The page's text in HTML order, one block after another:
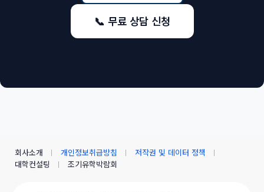
📞 무료 상담 신청
회사소개 개인정보취급방침
저작권 및 데이터 정책
대학컨설팅
조기유학박람회